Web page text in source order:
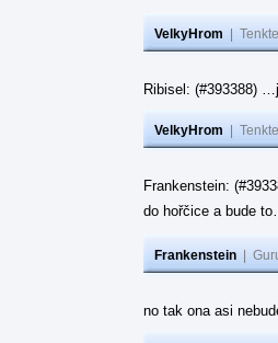
VelkyHrom
Ribisel: (#393388)
VelkyHrom
Frankenstein:
do hořčice a bude
Frankenstein
no tak ona asi